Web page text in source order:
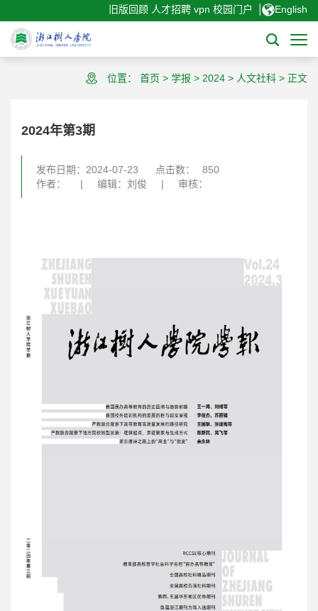
旧版回顾 人才招聘 vpn 校园门户 English
位置： 首页 > 学报 > 2024 > 人文社科 > 正文
2024年第3期
发布日期：2024-07-23 点击数：
850
作者：
| 编辑：刘俊 | 审核：